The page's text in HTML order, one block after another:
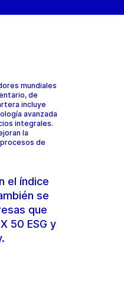
mundiales
de
incluye
avanzada
integrales.
la
de
el índice
se
que
50 ESG y